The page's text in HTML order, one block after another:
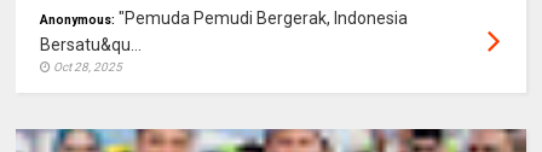
Anonymous: "Pemuda Pemudi Bergerak, Indonesia
Bersatu&qu...
Oct 28, 2025